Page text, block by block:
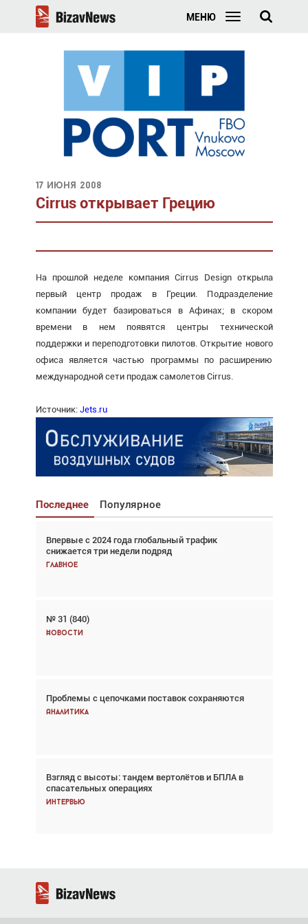
МЕНЮ
17 июня 2008
Cirrus открывает Грецию
На прошлой неделе компания Cirrus Design открыла
первый центр продаж в Греции. Подразделение
компании будет базироваться в Афинах; в скором
времени в нем появятся центры технической
поддержки и переподготовки пилотов. Открытие нового
офиса является частью программы по расширению
международной сети продаж самолетов Cirrus.
Источник: Jets.ru
Последнее Популярное
Впервые с 2024 года глобальный трафик
снижается три недели подряд
Главное
№ 31 (840)
Новости
Проблемы с цепочками поставок сохраняются
Аналитика
Взгляд с высоты: тандем вертолётов и БПЛА в
спасательных операциях
Интервью
Взгляд с высоты: тандем вертолётов и БПЛА в
спасательных операциях
Главное
Авиационный фотограф Дэйв Кох: «Фотография
говорит сама за себя... а ИИ всё портит»
Впервые с 2024 года глобальный трафик
снижается три недели подряд
Частный самолёт – это актив. Подходите к
покупке соответствующим образом
Интервью